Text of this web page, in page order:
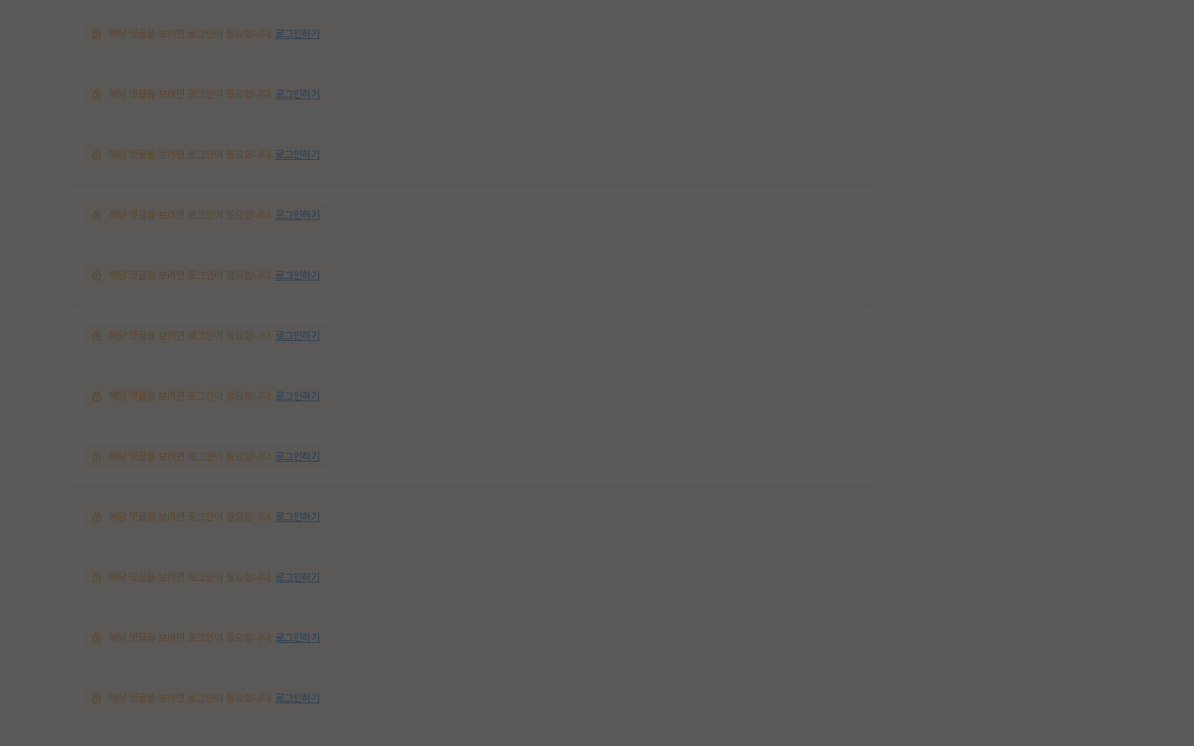
해당 댓글을 보려면 로그인이 필요합니다. 로그인하기
해당 댓글을 보려면 로그인이 필요합니다. 로그인하기
해당 댓글을 보려면 로그인이 필요합니다. 로그인하기
해당 댓글을 보려면 로그인이 필요합니다. 로그인하기
해당 댓글을 보려면 로그인이 필요합니다. 로그인하기
해당 댓글을 보려면 로그인이 필요합니다. 로그인하기
해당 댓글을 보려면 로그인이 필요합니다. 로그인하기
해당 댓글을 보려면 로그인이 필요합니다. 로그인하기
해당 댓글을 보려면 로그인이 필요합니다. 로그인하기
해당 댓글을 보려면 로그인이 필요합니다. 로그인하기
해당 댓글을 보려면 로그인이 필요합니다. 로그인하기
해당 댓글을 보려면 로그인이 필요합니다. 로그인하기